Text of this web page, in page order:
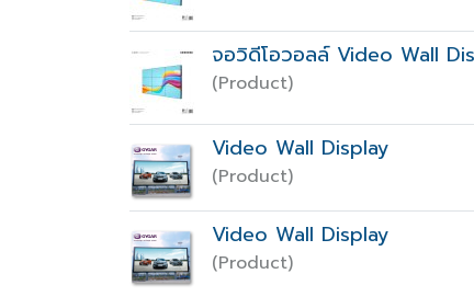
จอวิดีโอวอลล์ Video Wall
(Product)
Video Wall Display
(Product)
Video Wall Display
(Product)